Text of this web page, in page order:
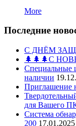
More
Последние
С ДНЁМ
🌲🌲🌲С
Специальные
наличии
Приглашение
для Вашего
Система
200 17.01.2025